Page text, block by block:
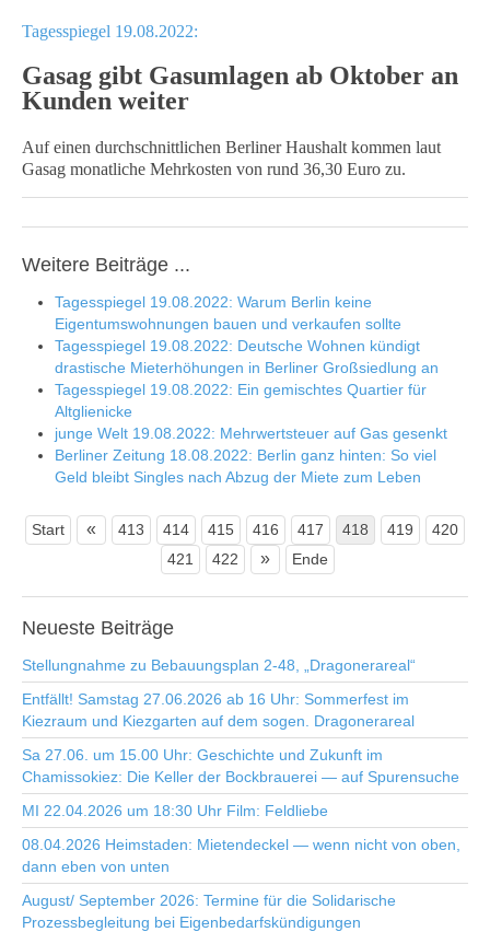
Tagesspiegel 19.08.2022:
Gasag gibt Gasumlagen ab Oktober an
Kunden weiter
Auf einen durchschnittlichen Berliner Haushalt kommen laut
Gasag monatliche Mehrkosten von rund 36,30 Euro zu.
Weitere Beiträge ...
Tagesspiegel 19.08.2022: Warum Berlin keine
Eigentumswohnungen bauen und verkaufen sollte
Tagesspiegel 19.08.2022: Deutsche Wohnen kündigt
drastische Mieterhöhungen in Berliner Großsiedlung an
Tagesspiegel 19.08.2022: Ein gemischtes Quartier für
Altglienicke
junge Welt 19.08.2022: Mehrwertsteuer auf Gas gesenkt
Berliner Zeitung 18.08.2022: Berlin ganz hinten: So viel
Geld bleibt Singles nach Abzug der Miete zum Leben
Start « 413 414 415 416 417 418 419
420
421
422 » Ende
Neueste Beiträge
Stellungnahme zu Bebauungsplan 2-48, „Dragonerareal“
Entfällt! Samstag 27.06.2026 ab 16 Uhr: Sommerfest im
Kiezraum und Kiezgarten auf dem sogen. Dragonerareal
Sa 27.06. um 15.00 Uhr: Geschichte und Zukunft im
Chamissokiez: Die Keller der Bockbrauerei — auf Spurensuche
MI 22.04.2026 um 18:30 Uhr Film: Feldliebe
08.04.2026 Heimstaden: Mietendeckel — wenn nicht von oben,
dann eben von unten
August/ September 2026: Termine für die Solidarische
Prozessbegleitung bei Eigenbedarfskündigungen